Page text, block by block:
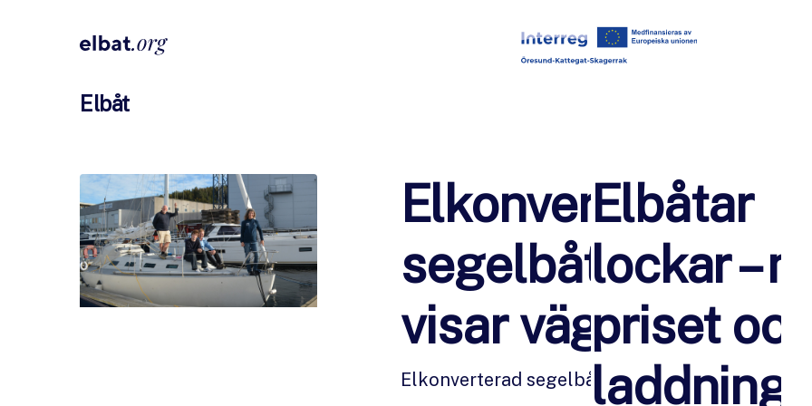
Elbåt
Elkonverterad
segelbåt
visar vägen
Elkonverterad segelbåt visar vägen
Elbåtar
lockar –
priset och